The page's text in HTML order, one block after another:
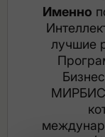
Именно
лучшие